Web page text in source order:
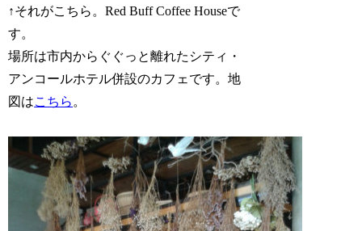
↑それがこちら。Red Buff Coffee Houseで
す。
場所は市内からぐぐっと離れたシティ・
アンコールホテル併設のカフェです。地
図はこちら 。